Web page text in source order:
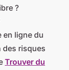
?
ligne du
des risques
Trouver du